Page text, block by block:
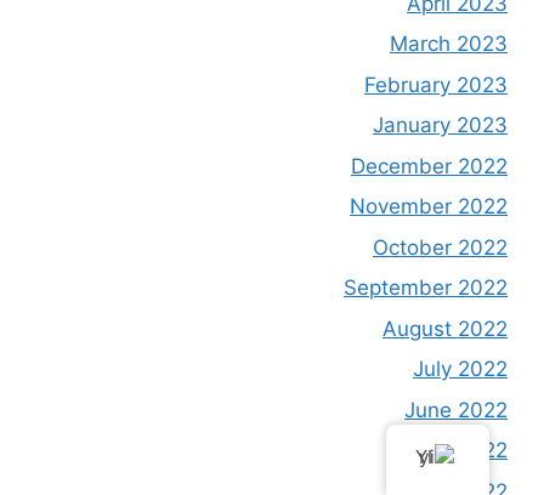
March 2023
February 2023
January 2023
December 2022
November 2022
October 2022
September 2022
August 2022
July 2022
June 2022
May 2022
YI